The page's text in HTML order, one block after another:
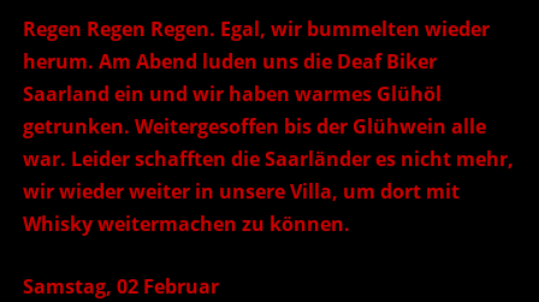
Regen Regen Regen. Egal, wir bummelten wieder
herum. Am Abend luden uns die Deaf Biker
Saarland ein und wir haben warmes Glühöl
getrunken. Weitergesoffen bis der Glühwein alle
war. Leider schafften die Saarländer es nicht mehr,
wir wieder weiter in unsere Villa, um dort mit
Whisky weitermachen zu können.
Samstag, 02 Februar